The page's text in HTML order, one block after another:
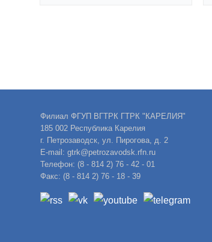
Филиал ФГУП ВГТРК ГТРК "КАРЕЛИЯ"
185 002 Республика Карелия
г. Петрозаводск, ул. Пирогова, д. 2
E-mail: gtrk@petrozavodsk.rfn.ru
Телефон: (8 - 814 2) 76 - 42 - 01
Факс: (8 - 814 2) 76 - 18 - 39